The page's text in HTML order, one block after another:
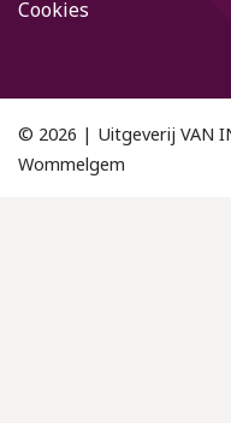
Cookies
© 2026 | Uitgeverij VAN
Wommelgem